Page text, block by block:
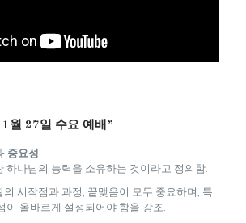
월 27일 수요 예배”
중요성
하나님의 능력을 소유하는 것이라고 정의함.
의 시작점과 과정, 끝맺음이 모두 중요하며, 특
이 올바르게 설정되어야 함을 강조.